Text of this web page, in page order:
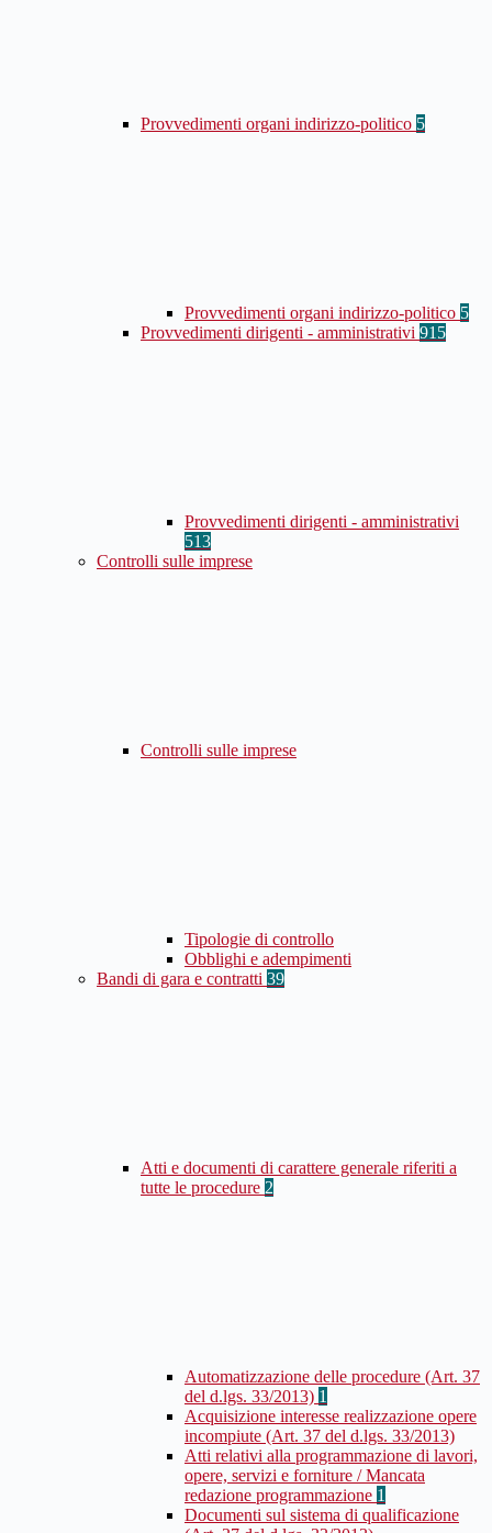
Provvedimenti organi indirizzo-politico 5
Provvedimenti organi indirizzo-politico 5
Provvedimenti dirigenti - amministrativi 915
Provvedimenti dirigenti - amministrativi
513
Controlli sulle imprese
Controlli sulle imprese
Tipologie di controllo
Obblighi e adempimenti
Bandi di gara e contratti 39
Atti e documenti di carattere generale riferiti a
tutte le procedure 2
Automatizzazione delle procedure (Art. 37
del d.lgs. 33/2013) 1
Acquisizione interesse realizzazione opere
incompiute (Art. 37 del d.lgs. 33/2013)
Atti relativi alla programmazione di lavori,
opere, servizi e forniture / Mancata
redazione programmazione 1
Documenti sul sistema di qualificazione